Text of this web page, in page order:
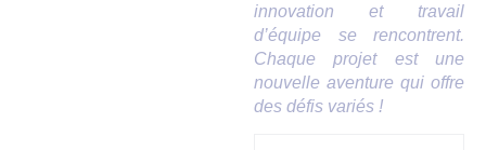
innovation et travail
d’équipe se rencontrent.
Chaque projet est une
nouvelle aventure qui offre
des défis variés !